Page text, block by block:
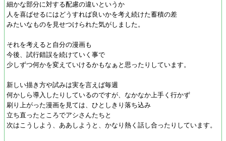
細かな部分に対する配慮の違いというか
人を喜ばせるにはどうすれば良いかを考え続けた蓄積の差
みたいなものを見せつけられた気がしました。
それを考えると自分の漫画も
今後、試行錯誤を続けていく事で
少しずつ何かを変えていけるかもなぁと思ったりしています。
新しい描き方や試みは実を言えば毎週
何かしら導入したりしているのですが、なかなか上手く行かず
刷り上がった漫画を見ては、ひとしきり落ち込み
立ち直ったところでアシさんたちと
次はこうしよう、ああしようと、かなり熱く話し合ったりしています。